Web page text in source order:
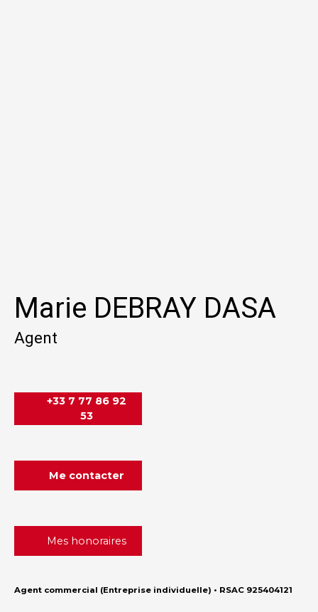
Marie DEBRAY DASA
Agent
+33 7 77 86 92
53
Me contacter
Mes honoraires
Agent commercial (Entreprise individuelle) • RSAC 925404121